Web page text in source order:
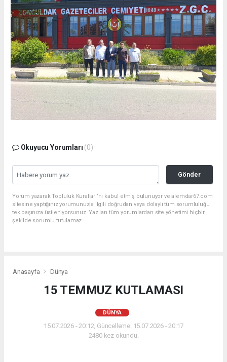
Okuyucu Yorumları (0)
Gönder
Yorum yazarak Topluluk Kuralları’nı kabul etmiş bulunuyor ve alemdar67.com
sitesine yaptığınız yorumunuzla ilgili doğrudan veya dolaylı tüm sorumluluğu
tek başınıza üstleniyorsunuz. Yazılan tüm yorumlardan site yönetimi hiçbir
şekilde sorumlu tutulamaz.
Anasayfa Dünya
15 TEMMUZ KUTLAMASI
DÜNYA
15.07.2026 - 20:12, Güncelleme: 15.07.2026 - 20:17
2480 kez okundu.